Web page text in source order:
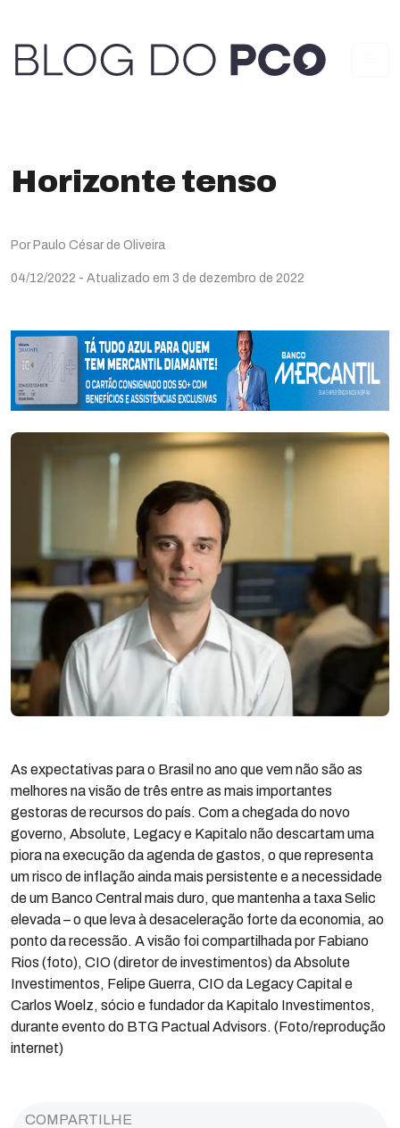
Horizonte tenso
Por Paulo César de Oliveira
04/12/2022 - Atualizado em 3 de dezembro de 2022
As expectativas para o Brasil no ano que vem não são as
melhores na visão de três entre as mais importantes
gestoras de recursos do país. Com a chegada do novo
governo, Absolute, Legacy e Kapitalo não descartam uma
piora na execução da agenda de gastos, o que representa
um risco de inflação ainda mais persistente e a necessidade
de um Banco Central mais duro, que mantenha a taxa Selic
elevada – o que leva à desaceleração forte da economia, ao
ponto da recessão. A visão foi compartilhada por Fabiano
Rios (foto), CIO (diretor de investimentos) da Absolute
Investimentos, Felipe Guerra, CIO da Legacy Capital e
Carlos Woelz, sócio e fundador da Kapitalo Investimentos,
durante evento do BTG Pactual Advisors. (Foto/reprodução
internet)
COMPARTILHE